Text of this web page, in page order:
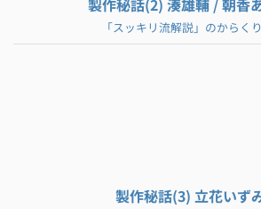
製作秘話(2) 湊雄輔 / 朝香
「スッキリ流解説」のからく
製作秘話(3) 立花いず